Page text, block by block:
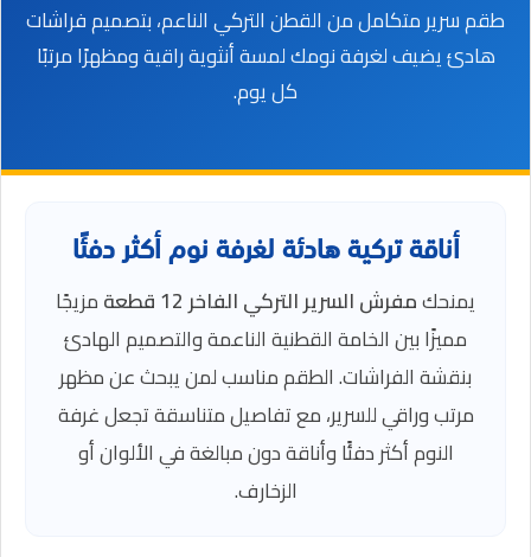
طقم سرير متكامل من القطن التركي الناعم، بتصميم فراشات
هادئ يضيف لغرفة نومك لمسة أنثوية راقية ومظهرًا مرتبًا
كل يوم.
أناقة تركية هادئة لغرفة نوم أكثر دفئًا
يمنحكمفرش السرير التركي الفاخر 12 قطعة
مزيجًا
مميزًا بين الخامة القطنية الناعمة والتصميم الهادئ
بنقشة الفراشات. الطقم مناسب لمن يبحث عن مظهر
مرتب وراقي للسرير، مع تفاصيل متناسقة تجعل غرفة
النوم أكثر دفئًا وأناقة دون مبالغة في الألوان أو
الزخارف.